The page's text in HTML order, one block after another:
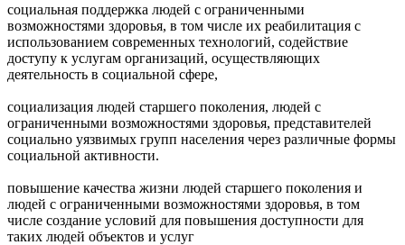
социальная поддержка людей с ограниченными
возможностями здоровья, в том числе их реабилитация с
использованием современных технологий, содействие
доступу к услугам организаций, осуществляющих
деятельность в социальной сфере,
социализация людей старшего поколения, людей с
ограниченными возможностями здоровья, представителей
социально уязвимых групп населения через различные формы
социальной активности.
повышение качества жизни людей старшего поколения и
людей с ограниченными возможностями здоровья, в том
числе создание условий для повышения доступности для
таких людей объектов и услуг